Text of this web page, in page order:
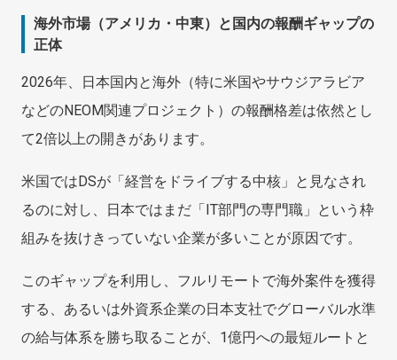
海外市場（アメリカ・中東）と国内の報酬ギャップの
正体
2026年、日本国内と海外（特に米国やサウジアラビア
などのNEOM関連プロジェクト）の報酬格差は依然とし
て2倍以上の開きがあります。
米国ではDSが「経営をドライブする中核」と見なされ
るのに対し、日本ではまだ「IT部門の専門職」という枠
組みを抜けきっていない企業が多いことが原因です。
このギャップを利用し、フルリモートで海外案件を獲得
する、あるいは外資系企業の日本支社でグローバル水準
の給与体系を勝ち取ることが、1億円への最短ルートと